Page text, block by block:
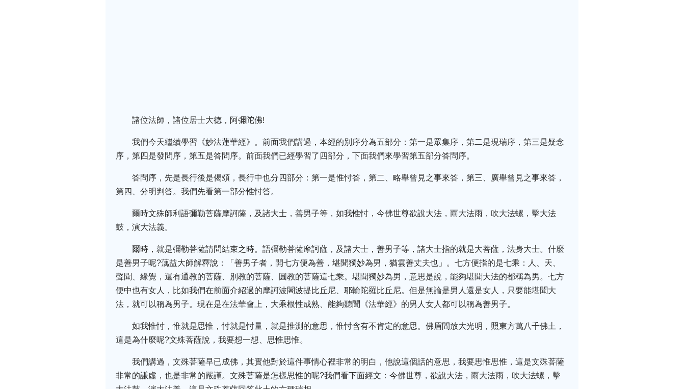
諸位法師，諸位居士大德，阿彌陀佛!
我們今天繼續學習《妙法蓮華經》。前面我們講過，本經的別序分為五部分：第一是眾集序，第二是現瑞序，第三是疑念
序，第四是發問序，第五是答問序。前面我們已經學習了四部分，下面我們來學習第五部分答問序。
答問序，先是長行後是偈頌，長行中也分四部分：第一是惟忖答，第二、略舉曾見之事來答，第三、廣舉曾見之事來答，
第四、分明判答。我們先看第一部分惟忖答。
爾時文殊師利語彌勒菩薩摩訶薩，及諸大士，善男子等，如我惟忖，今佛世尊欲說大法，雨大法雨，吹大法螺，擊大法
鼓，演大法義。
爾時，就是彌勒菩薩請問結束之時。語彌勒菩薩摩訶薩，及諸大士，善男子等，諸大士指的就是大菩薩，法身大士。什麼
是善男子呢?蕅益大師解釋說：「善男子者，開七方便為善，堪聞獨妙為男，猶雲善丈夫也」。七方便指的是七乘：人、天、
聲聞、緣覺，還有通教的菩薩、別教的菩薩、圓教的菩薩這七乘。堪聞獨妙為男，意思是說，能夠堪聞大法的都稱為男。七方
便中也有女人，比如我們在前面介紹過的摩訶波闍波提比丘尼、耶輸陀羅比丘尼。但是無論是男人還是女人，只要能堪聞大
法，就可以稱為男子。現在是在法華會上，大乘根性成熟、能夠聽聞《法華經》的男人女人都可以稱為善男子。
如我惟忖，惟就是思惟，忖就是忖量，就是推測的意思，惟忖含有不肯定的意思。佛眉間放大光明，照東方萬八千佛土，
這是為什麼呢?文殊菩薩說，我要想一想、思惟思惟。
我們講過，文殊菩薩早已成佛，其實他對於這件事情心裡非常的明白，他說這個話的意思，我要思惟思惟，這是文殊菩薩
非常的謙虛，也是非常的嚴謹。文殊菩薩是怎樣思惟的呢?我們看下面經文：今佛世尊，欲說大法，雨大法雨，吹大法螺，擊